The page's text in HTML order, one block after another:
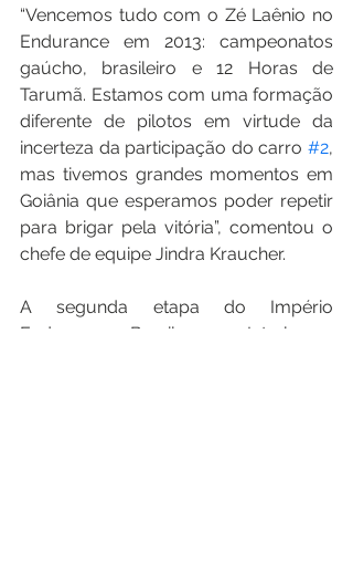
“Vencemos tudo com o Zé Laênio no
Endurance em 2013: campeonatos
gaúcho, brasileiro e 12 Horas de
Tarumã. Estamos com uma formação
diferente de pilotos em virtude da
incerteza da participação do carro #2,
mas tivemos grandes momentos em
Goiânia que esperamos poder repetir
para brigar pela vitória”, comentou o
chefe de equipe Jindra Kraucher.
A segunda etapa do Império
Endurance Brasil, em Interlagos,